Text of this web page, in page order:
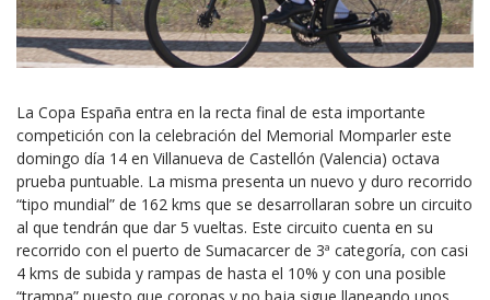
La Copa España entra en la recta final de esta importante
competición con la celebración del Memorial Momparler este
domingo día 14 en Villanueva de Castellón (Valencia) octava
prueba puntuable. La misma presenta un nuevo y duro recorrido
“tipo mundial” de 162 kms que se desarrollaran sobre un circuito
al que tendrán que dar 5 vueltas. Este circuito cuenta en su
recorrido con el puerto de Sumacarcer de 3ª categoría, con casi
4 kms de subida y rampas de hasta el 10% y con una posible